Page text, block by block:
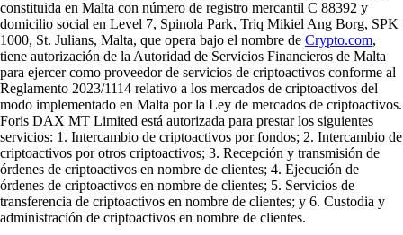
constituida en Malta con número de registro mercantil C 88392 y
domicilio social en Level 7, Spinola Park, Triq Mikiel Ang Borg, SPK
1000, St. Julians, Malta, que opera bajo el nombre de Crypto.com,
tiene autorización de la Autoridad de Servicios Financieros de Malta
para ejercer como proveedor de servicios de criptoactivos conforme al
Reglamento 2023/1114 relativo a los mercados de criptoactivos del
modo implementado en Malta por la Ley de mercados de criptoactivos.
Foris DAX MT Limited está autorizada para prestar los siguientes
servicios: 1. Intercambio de criptoactivos por fondos; 2. Intercambio de
criptoactivos por otros criptoactivos; 3. Recepción y transmisión de
órdenes de criptoactivos en nombre de clientes; 4. Ejecución de
órdenes de criptoactivos en nombre de clientes; 5. Servicios de
transferencia de criptoactivos en nombre de clientes; y 6. Custodia y
administración de criptoactivos en nombre de clientes.